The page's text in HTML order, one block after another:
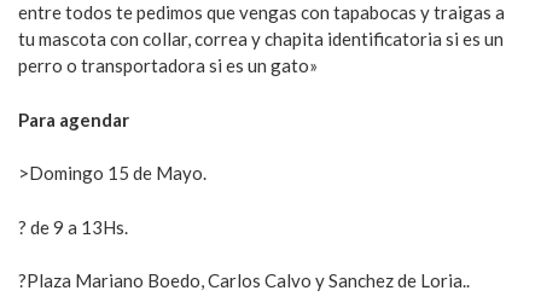
entre todos te pedimos que vengas con tapabocas y traigas a
tu mascota con collar, correa y chapita identificatoria si es un
perro o transportadora si es un gato»
Para agendar
>Domingo 15 de Mayo.
? de 9 a 13Hs.
?Plaza Mariano Boedo, Carlos Calvo y Sanchez de Loria..